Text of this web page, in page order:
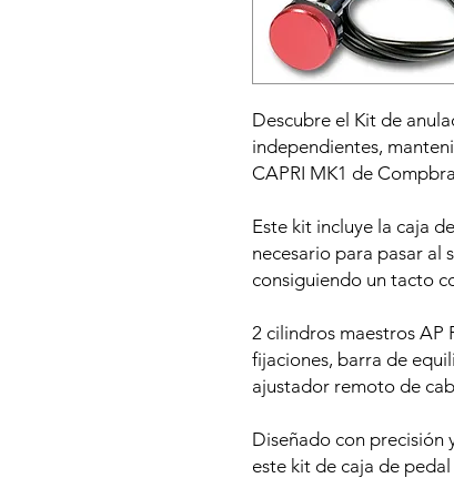
Descubre el Kit de
independientes,
CAPRI MK1 de
Este kit incluye la caja
necesario para pasar al
consiguiendo un tacto
2 cilindros maestros AP
fijaciones, barra de
ajustador remoto de
Diseñado con precisión
este kit de caja de